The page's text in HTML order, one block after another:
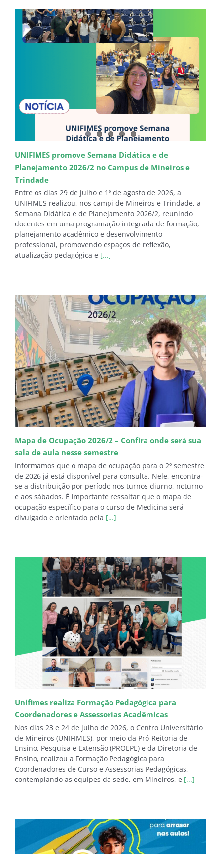
UNIFIMES promove Semana Didática e de
Planejamento 2026/2 no Campus de Mineiros e
Trindade
Entre os dias 29 de julho e 1º de agosto de 2026, a
UNIFIMES realizou, nos campi de Mineiros e Trindade, a
Semana Didática e de Planejamento 2026/2, reunindo
docentes em uma programação integrada de formação,
planejamento acadêmico e desenvolvimento
professional, promovendo espaços de reflexão,
atualização pedagógica e [...]
Mapa de Ocupação 2026/2 – Confira onde será sua
sala de aula nesse semestre
Informamos que o mapa de ocupação para o 2º semestre
de 2026 já está disponível para consulta. Nele, encontra-
se a distribuição por período nos turnos diurno, noturno
e aos sábados. É importante ressaltar que o mapa de
ocupação específico para o curso de Medicina será
divulgado e orientado pela [...]
Unifimes realiza Formação Pedagógica para
Coordenadores e Assessorias Acadêmicas
Nos dias 23 e 24 de julho de 2026, o Centro Universitário
de Mineiros (UNIFIMES), por meio da Pró-Reitoria de
Ensino, Pesquisa e Extensão (PROEPE) e da Diretoria de
Ensino, realizou a Formação Pedagógica para
Coordenadores de Curso e Assessorias Pedagógicas,
contemplando as equipes da sede, em Mineiros, e [...]